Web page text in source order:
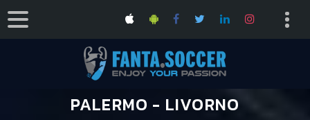
PALERMO - LIVORNO